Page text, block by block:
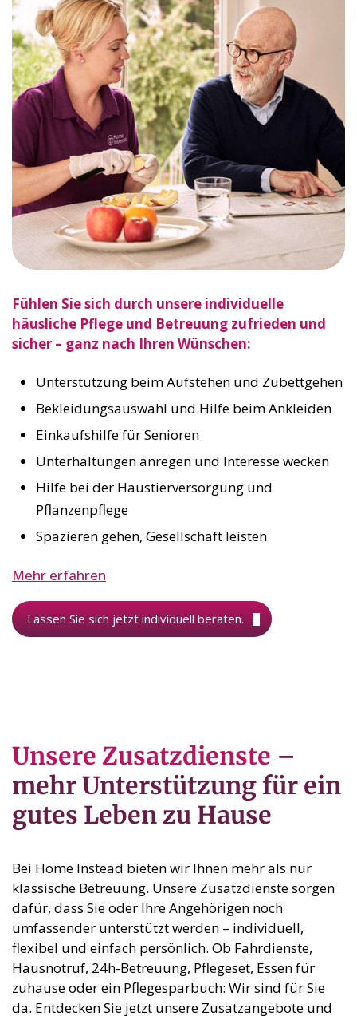
Fühlen Sie sich durch unsere individuelle
häusliche Pflege und Betreuung zufrieden und
sicher – ganz nach Ihren Wünschen:
Unterstützung beim Aufstehen und Zubettgehen
Bekleidungsauswahl und Hilfe beim Ankleiden
Einkaufshilfe für Senioren
Unterhaltungen anregen und Interesse wecken
Hilfe bei der Haustierversorgung und
Pflanzenpflege
Spazieren gehen, Gesellschaft leisten
Mehr erfahren
Lassen Sie sich jetzt individuell beraten.
Unsere Zusatzdienste –
mehr Unterstützung für ein
gutes Leben zu Hause
Bei Home Instead bieten wir Ihnen mehr als nur
klassische Betreuung. Unsere Zusatzdienste sorgen
dafür, dass Sie oder Ihre Angehörigen noch
umfassender unterstützt werden – individuell,
flexibel und einfach persönlich. Ob Fahrdienste,
Hausnotruf, 24h-Betreuung, Pflegeset, Essen für
zuhause oder ein Pflegesparbuch: Wir sind für Sie
da. Entdecken Sie jetzt unsere Zusatzangebote und